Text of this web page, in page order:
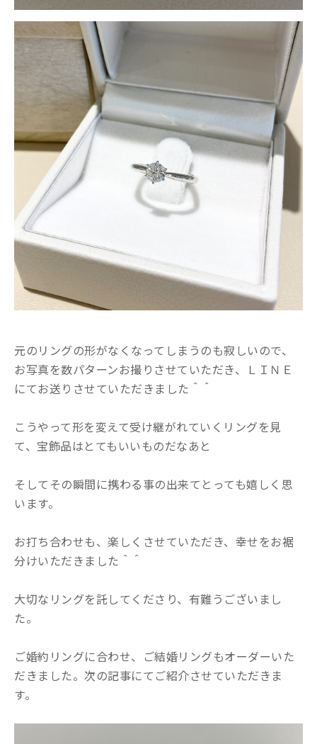
元のリングの形がなくなってしまうのも寂しいので、
お写真を数パターンお撮りさせていただき、ＬＩＮＥ
にてお送りさせていただきました＾＾
こうやって形を変えて受け継がれていくリングを見
て、宝飾品はとてもいいものだなあと
そしてその瞬間に携わる事の出来てとっても嬉しく思
います。
お打ち合わせも、楽しくさせていただき、幸せをお裾
分けいただきました＾＾
大切なリングを託してくださり、有難うございまし
た。
ご婚約リングに合わせ、ご結婚リングもオーダーいた
だきました。次の記事にてご紹介させていただきま
す。